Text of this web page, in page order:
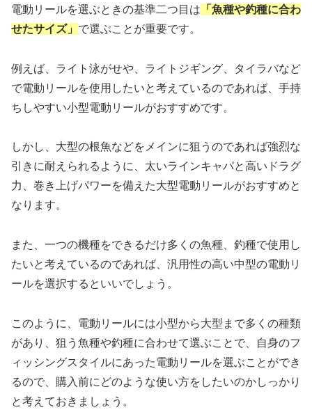
電動リールを選ぶときの基準二つ目は 「魚種や釣種に合わ
せたサイズ」 で選ぶことが重要です。
例えば、ライト泳がせや、ライトジギング、タイラバなど
で電動リールを使用したいと考えているのであれば、手持
ちしやすい小型電動リールがおすすめです。
しかし、大型の根魚などをメインに狙うのであれば強烈な
引きに耐えられるように、太いラインキャパと高いドラグ
力、巻き上げパワーを備えた大型電動リールがおすすめと
なります。
また、一つの機種をできるだけ多くの魚種、釣種で使用し
たいと考えているのであれば、汎用性の高い中型の電動リ
ールを選択するといいでしょう。
このように、電動リールには小型から大型まで多くの種類
があり、狙う魚種や釣種に合わせて選ぶことで、自身のフ
ィッシングスタイルにあった電動リールを選ぶことができ
るので、購入前にどのような使い方をしたいのかしっかり
と考えておきましょう。